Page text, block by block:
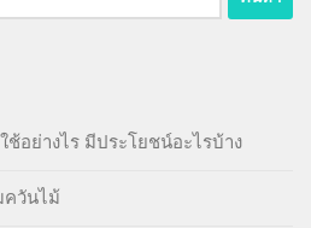
อย่างไร มีประโยชน์อะไรบ้าง
ควันไม้